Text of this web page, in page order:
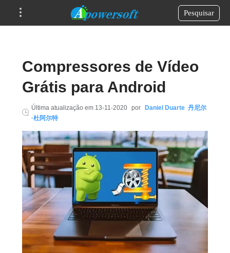
Pesquisar
Compressores de Vídeo
Grátis para Android
Última atualização em 13-11-2020 por
Daniel Duarte 丹尼尔
·杜阿尔特